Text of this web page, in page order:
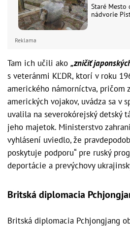
Staré
nádvorie
Reklama
Tam ich učili ako „zničiť
s veteránmi KĽDR, ktorí v roku
amerického námorníctva, pričom
amerických vojakov, uvádza sa v
uvalila na severokórejský detský
jeho majetok. Ministerstvo
vyhlásení uviedlo, že
poskytuje podporu“ pre ruský
deportácie a prevýchovy
Britská diplomacia
Britská diplomacia Pchjongjang